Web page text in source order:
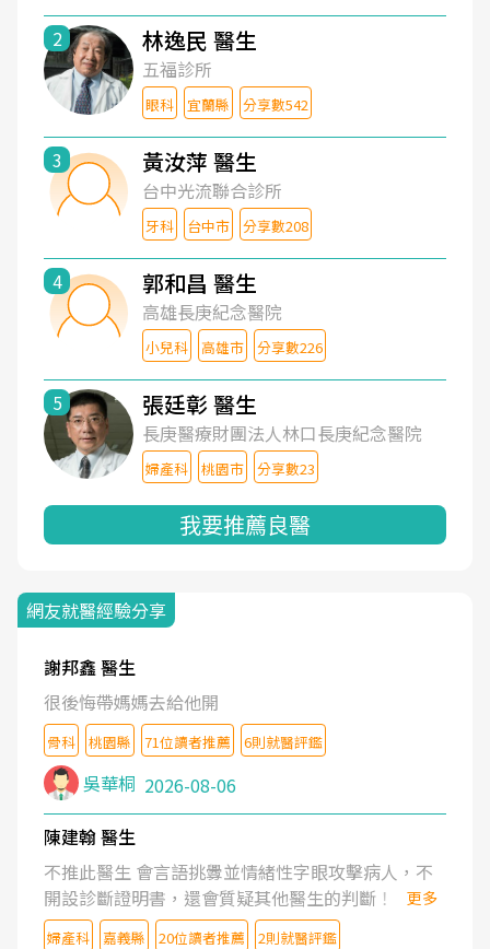
2 林逸民 醫生
五福診所
眼科 宜蘭縣 分享數542
3 黃汝萍 醫生
台中光流聯合診所
牙科 台中市 分享數208
4 郭和昌 醫生
高雄長庚紀念醫院
小兒科 高雄市 分享數226
5 張廷彰 醫生
長庚醫療財團法人林口長庚紀念醫院
婦產科 桃園市 分享數23
我要推薦良醫
網友就醫經驗分享
謝邦鑫 醫生
很後悔帶媽媽去給他開
骨科 桃園縣 71位讀者推薦 6則就醫評鑑
吳華桐 2026-08-06
陳建翰 醫生
不推此醫生 會言語挑釁並情緒性字眼攻擊病人，不
開設診斷證明書，還會質疑其他醫生的判斷！
更多
婦產科 嘉義縣 20位讀者推薦 2則就醫評鑑